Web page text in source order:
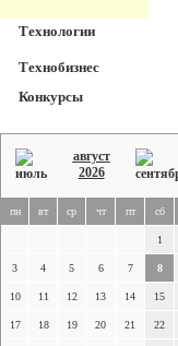
Технологии
Технобизнес
Конкурсы
август
2026
пн вт ср чт пт сб
1
3 4 5 6 7 8
10 11 12 13 14 15
17 18 19 20 21 22